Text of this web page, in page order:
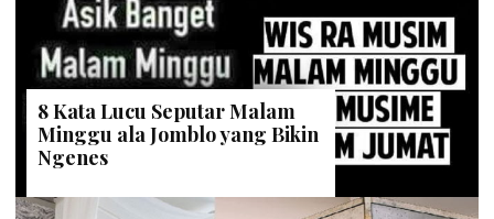
8 Kata Lucu Seputar Malam
Minggu ala Jomblo yang Bikin
Ngenes